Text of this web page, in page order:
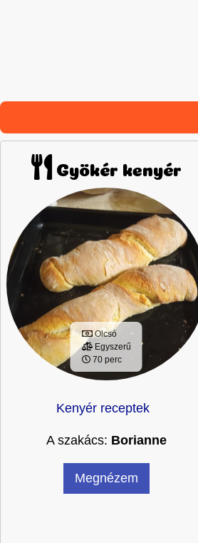
Gyökér kenyér
Olcsó
Egyszerű
70 perc
Kenyér receptek
A szakács: Borianne
Megnézem